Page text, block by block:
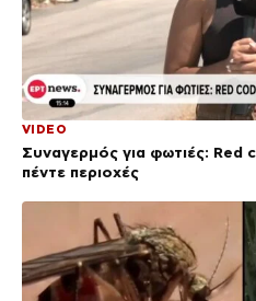
VIDEO
Συναγερμός για φωτιές: Red
πέντε περιοχές